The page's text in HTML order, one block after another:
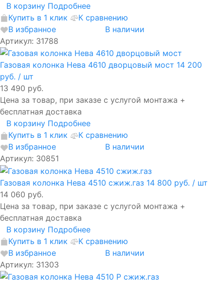
В корзину Подробнее
Купить в 1 клик
К сравнению
В избранное
В наличии
Артикул: 31788
Газовая колонка Нева 4610 дворцовый мост 14 200
руб. / шт
13 490 руб.
Цена за товар, при заказе с услугой монтажа +
бесплатная доставка
В корзину Подробнее
Купить в 1 клик
К сравнению
В избранное
В наличии
Артикул: 30851
Газовая колонка Нева 4510 сжиж.газ 14 800 руб. / шт
14 060 руб.
Цена за товар, при заказе с услугой монтажа +
бесплатная доставка
В корзину Подробнее
Купить в 1 клик
К сравнению
В избранное
В наличии
Артикул: 31303